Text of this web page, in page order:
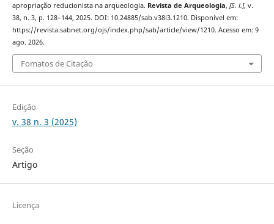
apropriação reducionista na arqueologia. Revista de Arqueologia, [S. l.], v.
38, n. 3, p. 128–144, 2025. DOI: 10.24885/sab.v38i3.1210. Disponível em:
https://revista.sabnet.org/ojs/index.php/sab/article/view/1210. Acesso em: 9
ago. 2026.
Fomatos de Citação
Edição
v. 38 n. 3 (2025)
Seção
Artigo
Licença